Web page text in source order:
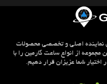
نماینده اصلی و تخصصی محصولات
مجموعه از انواع ساعت گارمین را با
شما عزیزان قرار دهیم.